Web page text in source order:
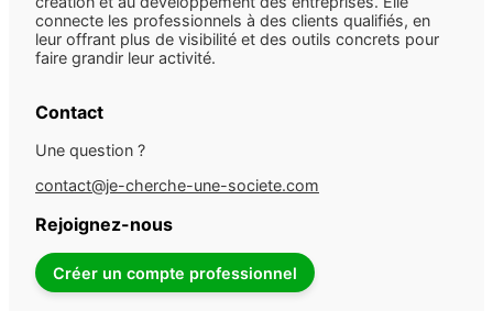
connecte les professionnels à des clients qualifiés, en
leur offrant plus de visibilité et des outils concrets pour
faire grandir leur activité.
Contact
Une question ?
contact@je-cherche-une-societe.com
Rejoignez-nous
Créer un compte professionnel